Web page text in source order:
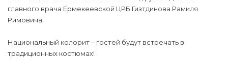
главного врача Ермекеевской ЦРБ Гизтдинова Рамиля
Римовича
Национальный колорит – гостей будут встречать в
традиционных костюмах!